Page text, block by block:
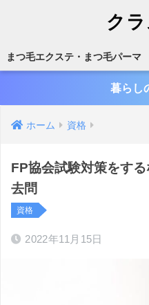
ク
まつ毛エクステ・まつ毛パーマ
暮らし
ホーム 資格
FP協会試験対策をす
去問
資格
2022年11月15日